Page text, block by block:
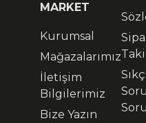
MARKET
Kurumsal
Mağazalarımız
İletişim
Bilgilerimiz
Bize Yazın